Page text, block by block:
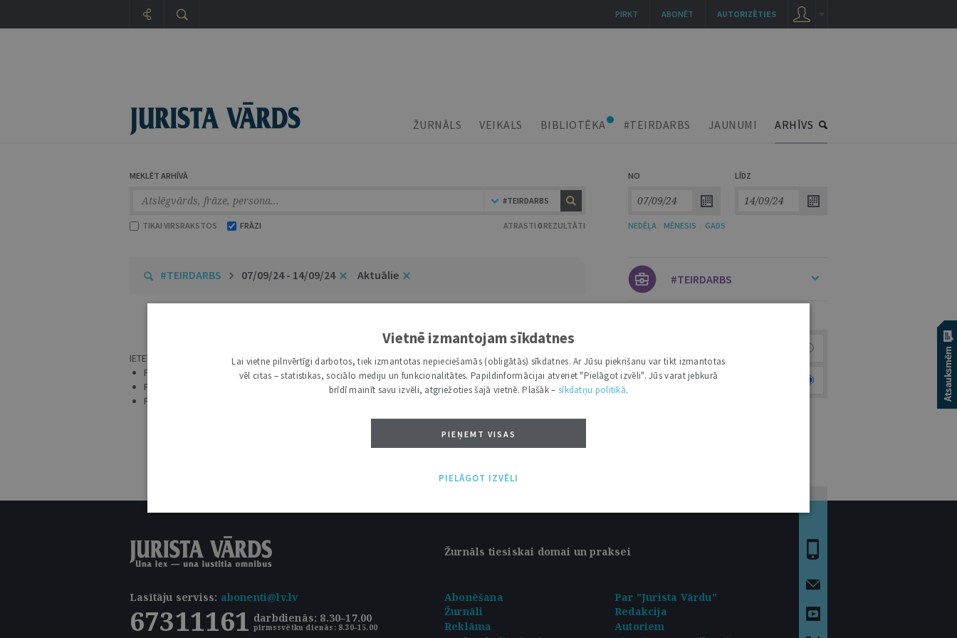
ŽURNĀLS VEIKALS BIBLIOTĒKA #TEIRDARBS JAUNUMI ARHĪVS
MEKLĒT ARHĪVĀ
#TEIRDARBS
TIKAI VIRSRAKSTOS FRĀZI ATRASTI 0 REZULTĀTI
NO LĪDZ
NEDĒĻA MĒNESIS GADS
#TEIRDARBS 07/09/24 - 14/09/24 Aktuālie
NAV ATRASTS NEVIENS RAKSTS!
IETEIKUMI:
PĀRLIECINIES, VAI ATSLĒGVĀRDS IR UZRAKSTĪTS PAREIZI.
PRECIZĒ MEKLĒŠANAS PIEPRASĪJUMU.
PĀRBAUDI, VAI IR IZVĒLĒTS ATBILSTOŠS MEKLĒŠANAS LAUKS.
#TEIRDARBS
Aktuālie sludinājumi
Žurnāls tiesiskai domai un praksei
Lasītāju serviss: abonenti@lv.lv
67311161 darbdienās: 8.30–17.00
pirmssvētku dienās: 8.30–15.00
Abonēšana
Par "Jurista Vārdu"
Žurnāli
Redakcija
Reklāma
Autoriem
AUTORIZĒTIES
ABONĒT
PIRKT
Vietnē izmantojam sīkdatnes
Lai vietne pilnvērtīgi darbotos, tiek izmantotas nepieciešamās (obligātās) sīkdatnes. Ar Jūsu piekrišanu var tikt izmantotas
vēl citas – statistikas, sociālo mediju un funkcionalitātes. Papildinformācijai atveriet "Pielāgot izvēli". Jūs varat jebkurā
brīdī mainīt savu izvēli, atgriežoties šajā vietnē. Plašāk – sīkdatņu politikā.
PIEŅEMT VISAS
PIELĀGOT IZVĒLI